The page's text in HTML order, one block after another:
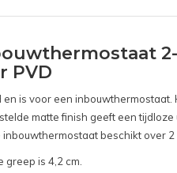
PVD
is voor een
matte finish geeft een
beschikt over
greep is 4,2 cm.